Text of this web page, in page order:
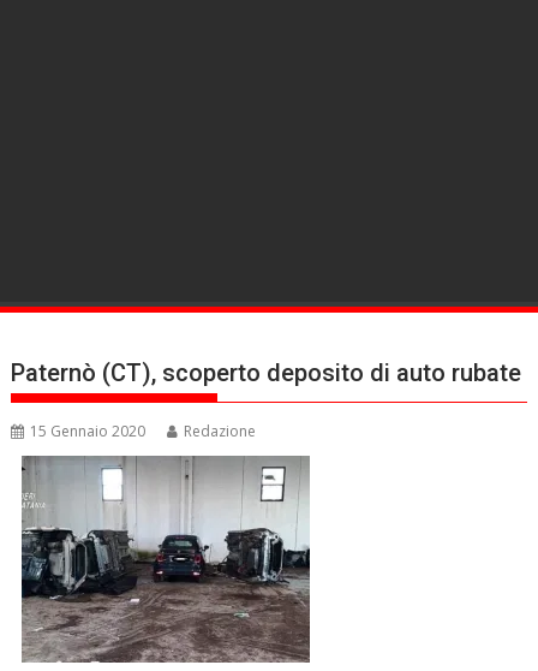
Paternò (CT), scoperto deposito di auto rubate
15 Gennaio 2020 Redazione